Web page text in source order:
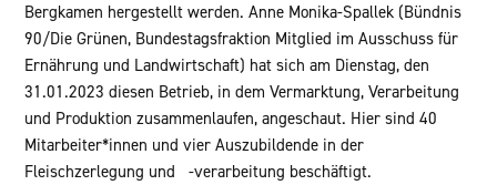
Bergkamen hergestellt werden. Anne Monika-Spallek (Bündnis
90/Die Grünen, Bundestagsfraktion Mitglied im Ausschuss für
Ernährung und Landwirtschaft) hat sich am Dienstag, den
31.01.2023 diesen Betrieb, in dem Vermarktung, Verarbeitung
und Produktion zusammenlaufen, angeschaut. Hier sind 40
Mitarbeiter*innen und vier Auszubildende in der
Fleischzerlegung und -verarbeitung beschäftigt.